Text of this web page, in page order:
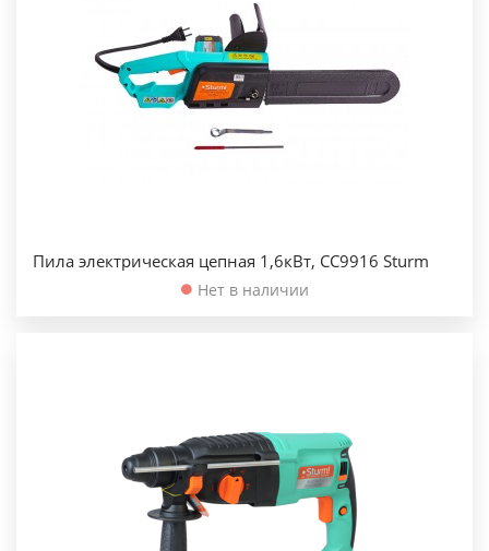
Пила электрическая цепная 1,6кВт, CC9916 Sturm
Нет в наличии